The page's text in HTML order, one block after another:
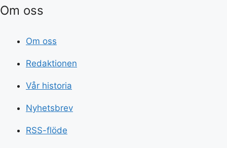
Om oss
Om oss
Redaktionen
Vår historia
Nyhetsbrev
RSS-flöde